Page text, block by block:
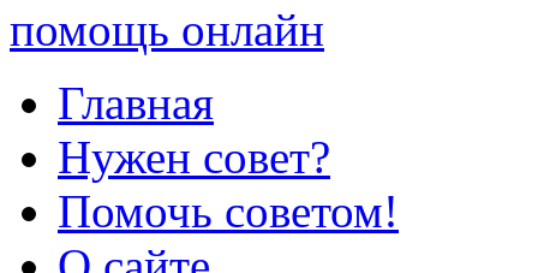
Главная
Нужен совет?
Помочь советом!